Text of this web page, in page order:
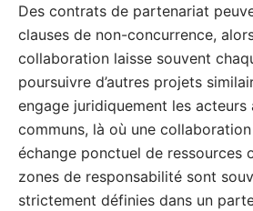
Des contrats de partenariat
clauses de non-concurrence,
collaboration laisse souvent
poursuivre d’autres projets
engage juridiquement les acteurs
communs, là où une
échange ponctuel de ressources
zones de responsabilité sont
strictement définies dans un